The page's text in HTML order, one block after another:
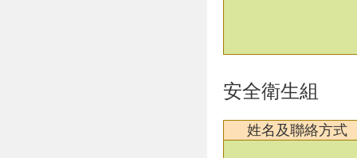
安全衛生組
姓名及聯絡方式